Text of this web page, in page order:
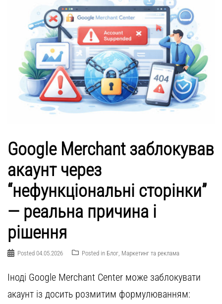
Google Merchant заблокував
акаунт через
“нефункціональні сторінки”
— реальна причина і
рішення
Posted 04.05.2026 Posted in Блог Маркетинг та реклама
Іноді Google Merchant Center може заблокувати
акаунт із досить розмитим формулюванням: